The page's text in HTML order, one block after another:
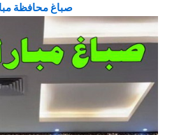
صباغ محافظة